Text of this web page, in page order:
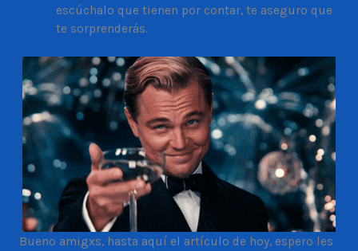
escúchalo que tienen por contar, te aseguro que
te sorprenderás.
Bueno amigxs, hasta aquí el artículo de hoy, espero les